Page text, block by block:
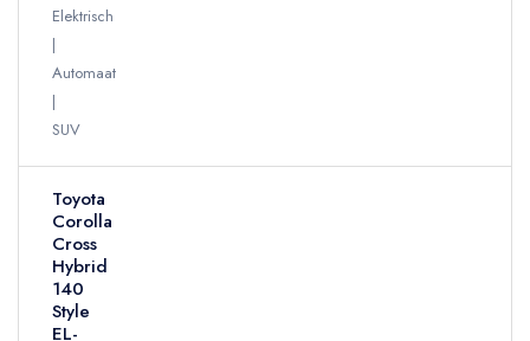
Elektrisch
Automaat
SUV
Toyota
Corolla
Cross
Hybrid
140
Style
EL-